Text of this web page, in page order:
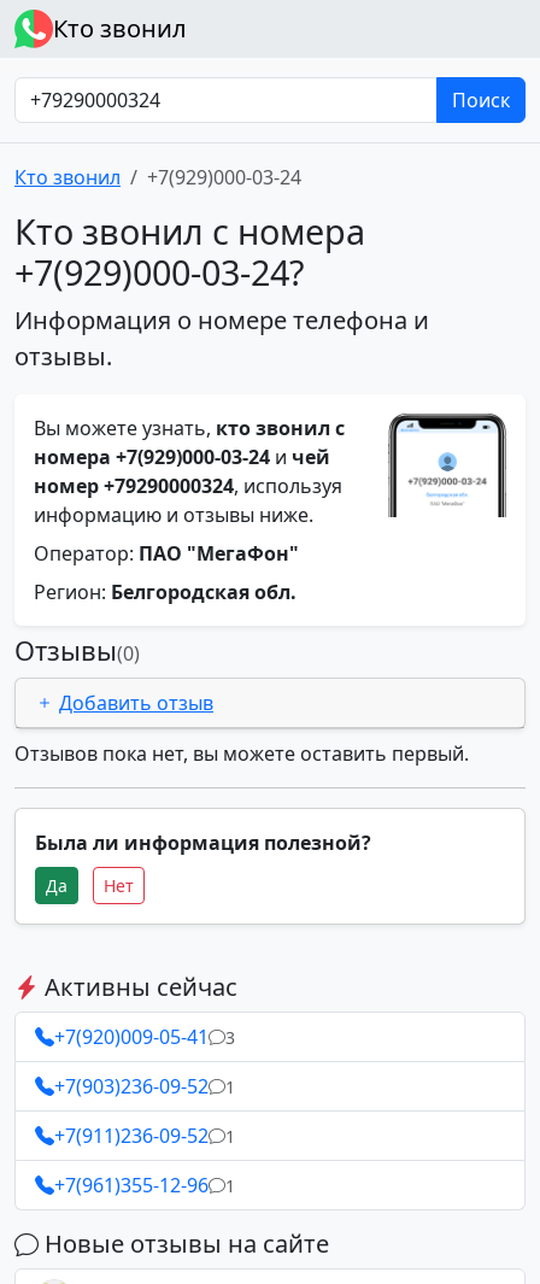
Кто звонил
Поиск
Кто звонил +7(929)000-03-24
Кто звонил с номера
+7(929)000-03-24?
Информация о номере телефона и
отзывы.
Вы можете узнать, кто звонил с
номера +7(929)000-03-24 и чей
номер +79290000324, используя
информацию и отзывы ниже.
Оператор: ПАО "МегаФон"
Регион: Белгородская обл.
Отзывы(0)
Добавить отзыв
Отзывов пока нет, вы можете оставить первый.
Была ли информация полезной?
Да Нет
Активны сейчас
+7(920)009-05-41 3
+7(903)236-09-52 1
+7(911)236-09-52 1
+7(961)355-12-96 1
Новые отзывы на сайте